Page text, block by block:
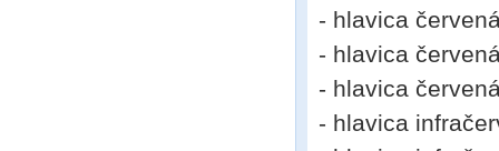
- hlavica
- hlavica
- hlavica
- hlavica